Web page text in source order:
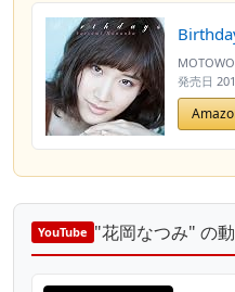
発売日
YouTube "花岡なつみ" の